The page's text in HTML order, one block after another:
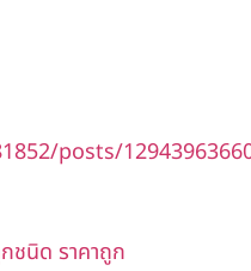
posts/
ชนิด ราคาถูก